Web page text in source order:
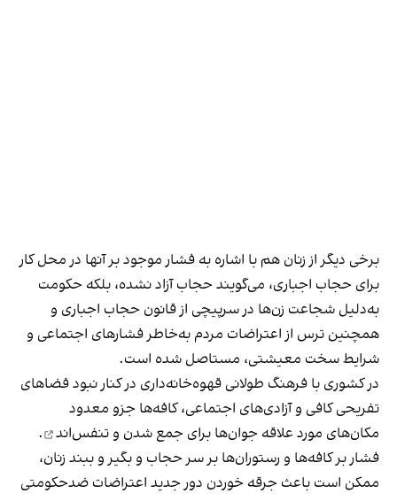
برخی دیگر از زنان هم با اشاره به فشار موجود بر آنها در محل کار
برای حجاب اجباری، می‌گویند حجاب آزاد نشده، بلکه حکومت
به‌دلیل شجاعت زن‌ها در سرپیچی از قانون حجاب اجباری و
همچنین ترس از اعتراضات مردم به‌خاطر فشارهای اجتماعی و
شرایط سخت معیشتی، مستاصل شده است.
در کشوری با فرهنگ طولانی قهوه‌‌خانه‌داری در کنار نبود فضاهای
تفریحی کافی و آزادی‌های اجتماعی، کافه‌ها جزو معدود
مکان‌های مورد علاقه جوان‌ها برای جمع شدن و تنفس‌اند
.
فشار بر کافه‌ها و رستوران‌ها بر سر حجاب و بگیر و ببند زنان،
ممکن است باعث جرقه خوردن دور جدید اعتراضات ضدحکومتی